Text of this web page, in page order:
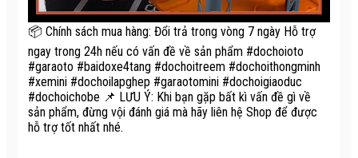
📦 Chính sách mua hàng: Đổi trả trong vòng 7 ngày Hỗ trợ
ngay trong 24h nếu có vấn đề về sản phẩm #dochoioto
#garaoto #baidoxe4tang #dochoitreem #dochoithongminh
#xemini #dochoilapghep #garaotomini #dochoigiaoduc
#dochoichobe 📌 LƯU Ý: Khi bạn gặp bất kì vấn đề gì về
sản phẩm, đừng vội đánh giá mà hãy liên hệ Shop để được
hỗ trợ tốt nhất nhé.